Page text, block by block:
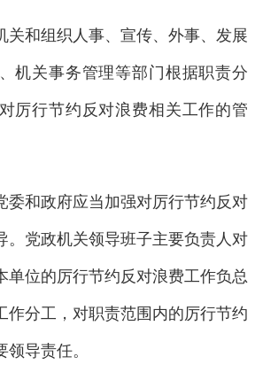
和组织人事、宣传、外事、发展
机关事务管理等部门根据职责分
厉行节约反对浪费相关工作的管
政府应当加强对厉行节约反对
。党政机关领导班子主要负责人对
单位的厉行节约反对浪费工作负总
作分工，对职责范围内的厉行节约
导责任。